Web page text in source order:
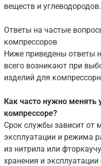
веществ и углеводородов.
Ответы на частые
компрессоров
Ниже приведены ответы
всего возникают при
изделий для
Как часто нужно менять
компрессоре?
Срок службы зависит от
эксплуатации и режима
из нитрила или
хранения и